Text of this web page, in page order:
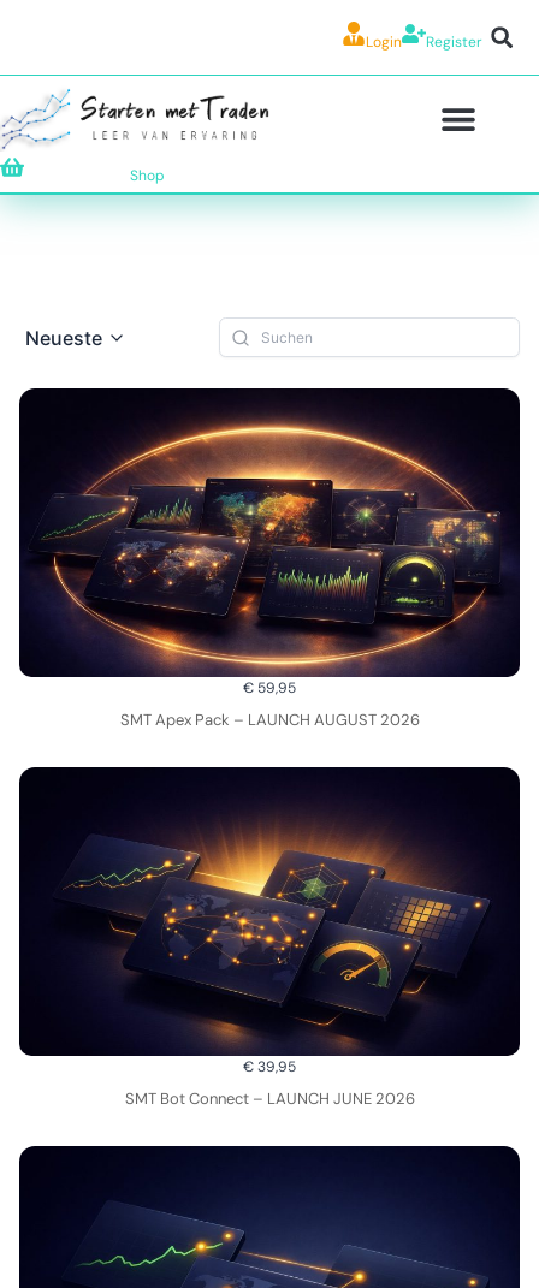
Login Register
Shop
Neueste
€ 59,95
SMT Apex Pack – LAUNCH AUGUST 2026
€ 39,95
SMT Bot Connect – LAUNCH JUNE 2026